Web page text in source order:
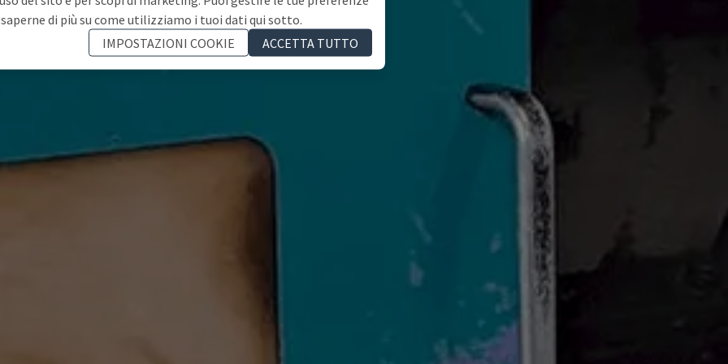
di più su come utilizziamo i tuoi dati qui sotto.
IMPOSTAZIONI COOKIE
ACCETTA TUTTO